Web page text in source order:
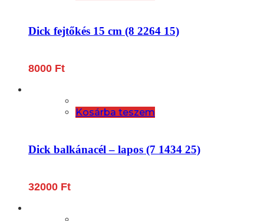
Dick fejtőkés 15 cm (8 2264 15)
8000 Ft
Kosárba teszem
Dick balkánacél – lapos (7 1434 25)
32000 Ft